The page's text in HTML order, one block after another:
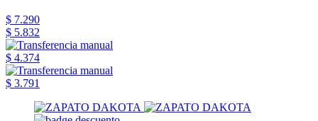
$ 7.290
$ 5.832
$ 4.374
$ 3.791